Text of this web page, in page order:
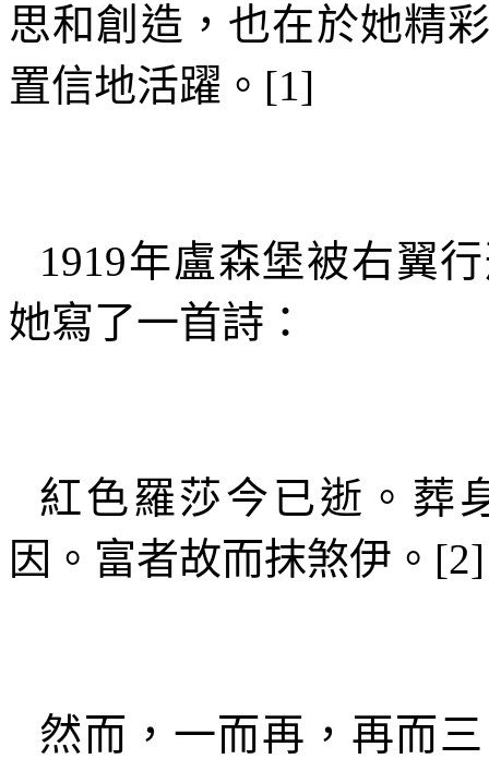
思和創造，也在於她精
置信地活躍。 [1]
1919年盧森堡被右翼
她寫了一首詩：
紅色羅莎今已逝。葬
因。富者故而抹煞伊。 [2]
然而，一而再，再而